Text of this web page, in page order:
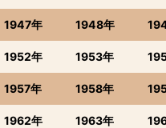
1947年 1948年
1952年 1953年
1957年 1958年
1962年 1963年